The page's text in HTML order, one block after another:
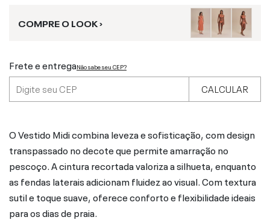
COMPRE O LOOK ›
Frete e entregaNão sabe seu CEP?
CALCULAR
O Vestido Midi combina leveza e sofisticação, com design
transpassado no decote que permite amarração no
pescoço. A cintura recortada valoriza a silhueta, enquanto
as fendas laterais adicionam fluidez ao visual. Com textura
sutil e toque suave, oferece conforto e flexibilidade ideais
para os dias de praia.